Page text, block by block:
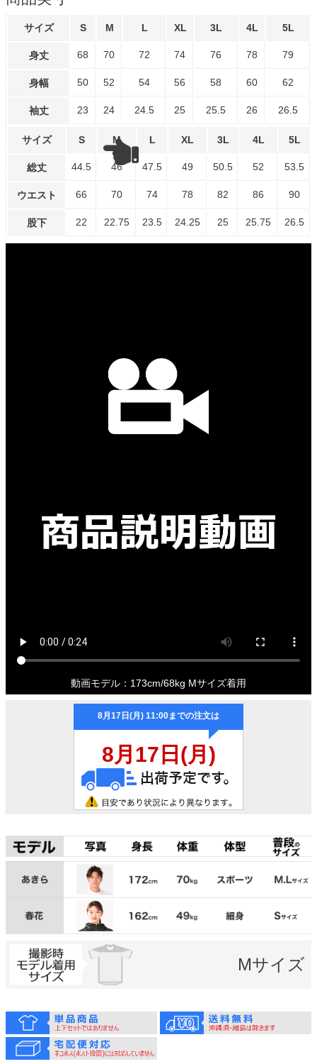
サイズ S M L XL 3L 4L 5L
身丈 68 70 72 74 76 78 79
身幅 50 52 54 56 58 60 62
袖丈 23 24 24.5 25 25.5 26 26.5
サイズ S M L XL 3L 4L 5L
総丈 44.5 46 47.5 49 50.5 52 53.5
ウエスト 66 70 74 78 82 86 90
股下 22 22.75 23.5 24.25 25 25.75 26.5
動画モデル：173cm/68kg Mサイズ着用
Mサイズ